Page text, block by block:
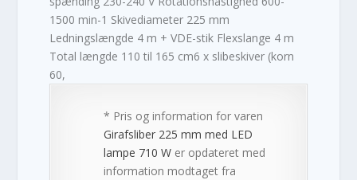
1500 min-1 Skivediameter 225 mm
Ledningslængde 4 m + VDE-stik Flexslange 4 m
Total længde 110 til 165 cm6 x slibeskiver (korn
60,
* Pris og information for varen
Girafsliber 225 mm med LED
lampe 710 W er opdateret med
information modtaget fra